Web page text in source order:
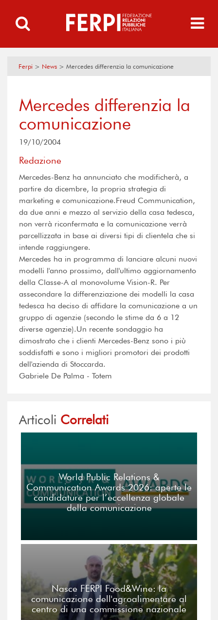
Ferpi > News > Mercedes differenzia la comunicazione
Mercedes differenzia la
comunicazione
19/10/2004
Redazione
Mercedes-Benz ha annunciato che modificherà, a
partire da dicembre, la propria strategia di
marketing e comunicazione.Freud Communication,
da due anni e mezzo al servizio della casa tedesca,
non verrà riconfermata e la comunicazione verrà
parcellizzata in base ai diversi tipi di clientela che si
intende raggiungere.
Mercedes ha in programma di lanciare alcuni nuovi
modelli l'anno prossimo, dall'ultimo aggiornamento
della Classe-A al monovolume Vision-R. Per
assecondare la differenziazione dei modelli la casa
tedesca ha deciso di affidare la comunicazione a un
gruppo di agenzie (secondo le stime da 6 a 12
diverse agenzie).Un recente sondaggio ha
dimostrato che i clienti Mercedes-Benz sono i più
soddisfatti e sono i migliori promotori dei prodotti
dell'azienda di Stoccarda.
Gabriele De Palma - Totem
Articoli Correlati
World Public Relations &
Communication Awards 2026: aperte le
candidature per l’eccellenza globale
della comunicazione
Nasce FERPI Food&Wine: la
comunicazione dell'agroalimentare al
centro di una commissione nazionale